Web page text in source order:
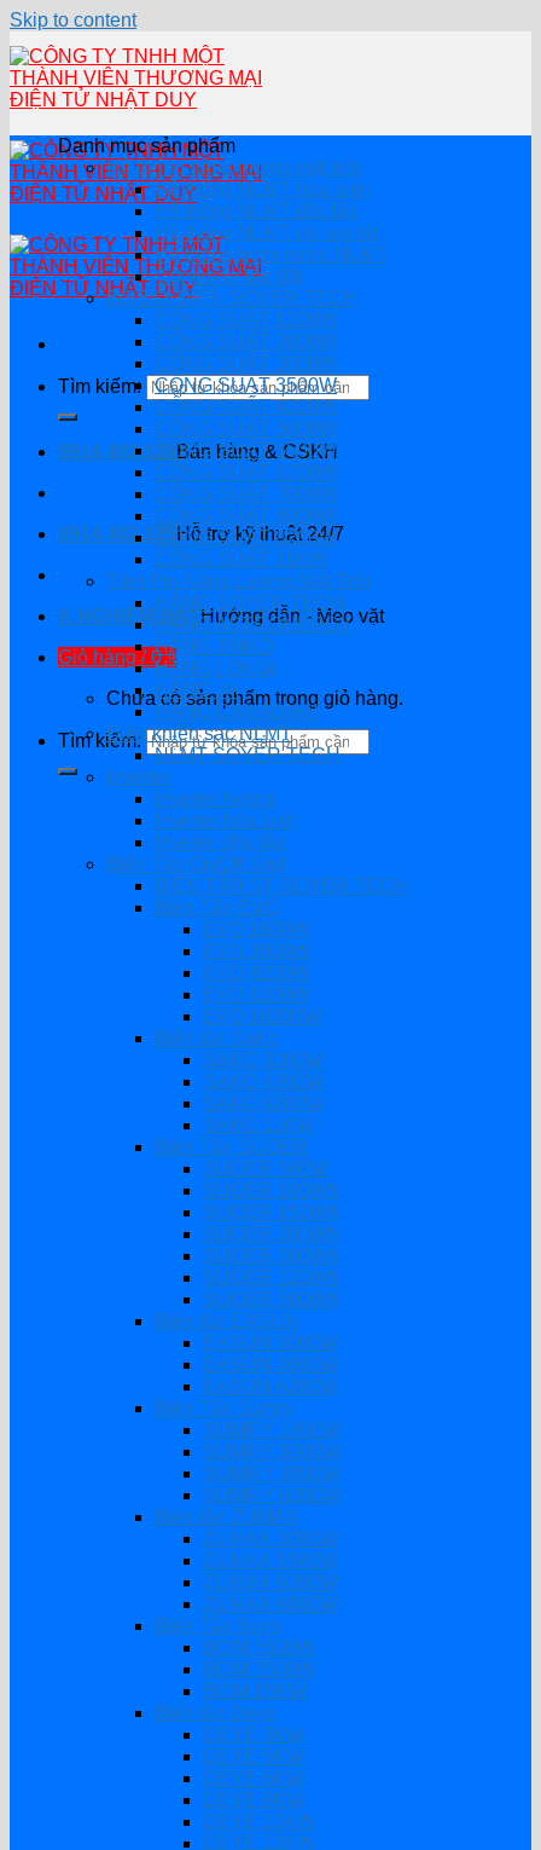
Skip to content
Tìm kiếm:
0914.482.135Bán hàng & CSKH
0914.482.135Hỗ trợ kỹ thuật 24/7
K.NGHIỆM HAYHướng dẫn - Mẹo vặt
Giỏ hàng /0₫
Chưa có sản phẩm trong giỏ hàng.
Tìm kiếm:
Danh mục sản phẩm
Hệ thống năng lượng mặt trời
Hệ thống NLMT hòa lưới
Hệ thông NLMT độc lập
Hệ thống NLMT có lưu trữ
Hệ thống bơm nước NLMT
Combo tự lắp đặt
BỘ ĐỔI ĐIỆN SOYER TECH
CÔNG SUẤT 1200W
CÔNG SUẤT 2000W
CÔNG SUẤT 3000W
CÔNG SUẤT 3500W
CÔNG SUẤT 4200W
CÔNG SUẤT 5000W
CÔNG SUẤT 5500W
CÔNG SUẤT 6200W
CÔNG SUẤT 7000W
CÔNG SUẤT 8000W
CÔNG SUẤT 8200W
CÔNG SUẤT 11KW
Tấm Pin Năng Lượng Mặt Trời
HÃNG SOYER TECH
HÃNG ASTRONERGY
HÃNG JINKO
HÃNG LONGI
HÃNG JA
HÃNG CANADIAN
Điều khiển sạc NLMT
NLMT SOYER TECH
Inverter
Inverter hybrid
Inverter hòa lưới
Inverter độc lập
Biến Tần On/Off Grid
BIẾN TẦN ST-SOYER TECH
Biến Tần EVO
EVO 1600W
EVO 3000W
EVO 4200W
EVO 6200W
EVO 10200W
Biến tần SaKo
SAKO 3000W
SAKO 4200W
SAKO 6200W
SAKO 11KW
Biến Tần SUOER
SUOER 500W
SUOER 1000W
SUOER 1500W
SUOER 2000W
SUOER 3000W
SUOER 3200W
SUOER 5000W
Biến tần EASUN
EASUN 3000W
EASUN 3800W
EASUN 6200W
Biến Tần Sumry
SUMRY 1800W
SUMRY 3000W
SUMRY 3800W
SUMRY 6200W
Biến tần ZUMAX
ZUMAX 3000W
ZUMAX 5500W
ZUMAX 6200W
ZUMAX 6600W
Biến Tần Bơm
BƠM 5500W
BƠM 7500W
BƠM 15KW
Biến tần Deye
DEYE 3KW
DEYE 5KW
DEYE 6KW
DEYE 8KW
DEYE 10KW
DEYE 12KW